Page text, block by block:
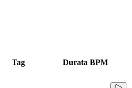
Tag Durata BPM